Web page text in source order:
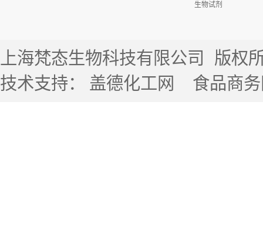
生物试剂
上海梵态生物科技有限公司
版权
技术支持： 盖德化工网 食品商